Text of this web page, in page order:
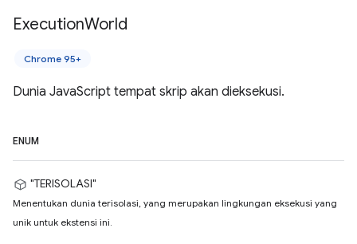
ExecutionWorld
Chrome 95+
Dunia JavaScript tempat skrip akan dieksekusi.
ENUM
"TERISOLASI"
Menentukan dunia terisolasi, yang merupakan lingkungan eksekusi yang
unik untuk ekstensi ini.